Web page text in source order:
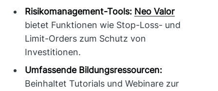
Risikomanagement-Tools: Neo Valor
bietet Funktionen wie Stop-Loss- und
Limit-Orders zum Schutz von
Investitionen.
Umfassende Bildungsressourcen:
Beinhaltet Tutorials und Webinare zur